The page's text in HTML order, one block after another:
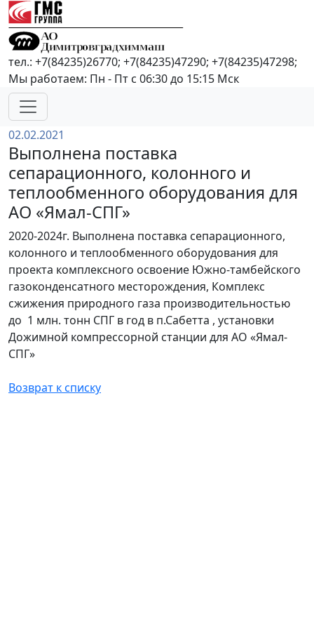
тел.: +7(84235)26770; +7(84235)47290; +7(84235)47298;
Мы работаем: Пн - Пт с 06:30 до 15:15 Мск
02.02.2021
Выполнена поставка
сепарационного, колонного и
теплообменного оборудования для
АО «Ямал-СПГ»
2020-2024г. Выполнена поставка сепарационного,
колонного и теплообменного оборудования для
проекта комплексного освоение Южно-тамбейского
газоконденсатного месторождения, Комплекс
сжижения природного газа производительностью
до 1 млн. тонн СПГ в год в п.Сабетта , установки
Дожимной компрессорной станции для АО «Ямал-
СПГ»
Возврат к списку